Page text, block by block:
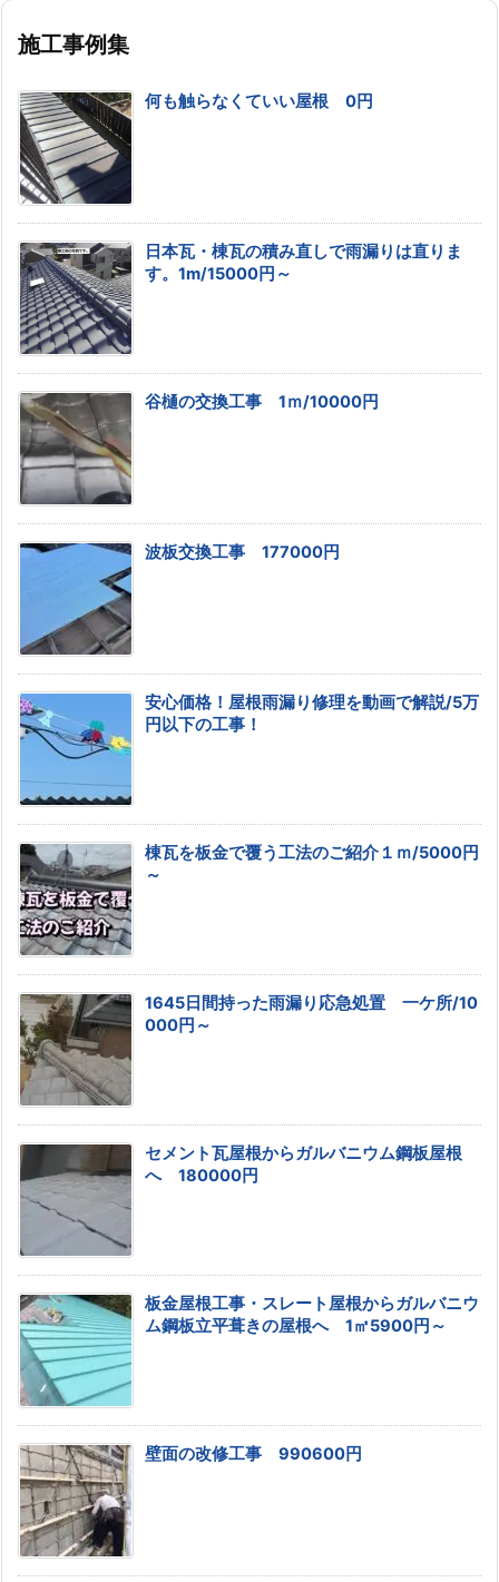
施工事例集
何も触らなくていい屋根 0円
日本瓦・棟瓦の積み直しで雨漏りは直りま
す。1m/15000円～
谷樋の交換工事 1ｍ/10000円
波板交換工事 177000円
安心価格！屋根雨漏り修理を動画で解説/5万
円以下の工事！
棟瓦を板金で覆う工法のご紹介１ｍ/5000円
～
1645日間持った雨漏り応急処置 一ケ所/10
000円～
セメント瓦屋根からガルバニウム鋼板屋根
へ 180000円
板金屋根工事・スレート屋根からガルバニウ
ム鋼板立平葺きの屋根へ 1㎡5900円～
壁面の改修工事 990600円